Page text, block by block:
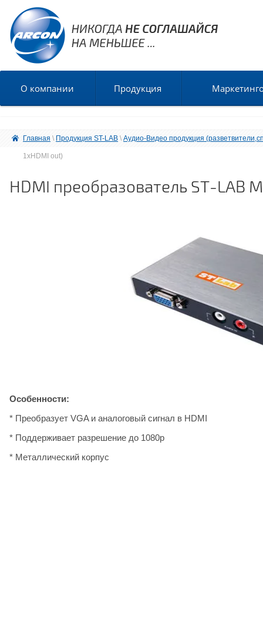
О компании Продукция
Главная \ Продукция ST-LAB \ Аудио-Видео продукция
1xHDMI out)
HDMI преобразователь ST-LAB
Особенности:
* Преобразует VGA и аналоговый сигнал в HDMI
* Поддерживает разрешение до 1080p
* Металлический корпус